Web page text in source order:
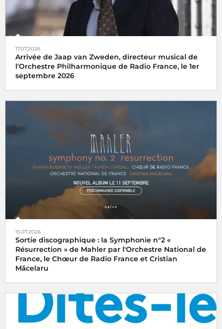
17.07.2026
Arrivée de Jaap van Zweden, directeur musical de
l'Orchestre Philharmonique de Radio France, le 1er
septembre 2026
15.07.2026
Sortie discographique : la Symphonie n°2 «
Résurrection » de Mahler par l'Orchestre National de
France, le Chœur de Radio France et Cristian
Măcelaru